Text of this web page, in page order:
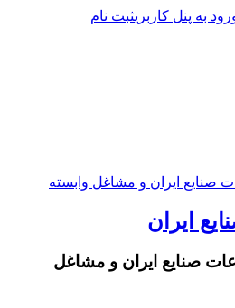
به پنل کاربریثبت نام
ایران
صنایع ایران و مشاغل